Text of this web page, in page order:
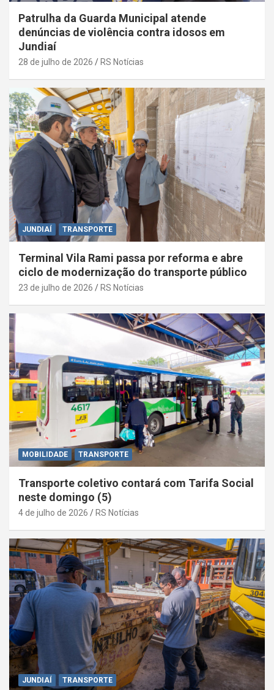
Patrulha da Guarda Municipal atende
denúncias de violência contra idosos em
Jundiaí
28 de julho de 2026 RS Notícias
JUNDIAÍ TRANSPORTE
Terminal Vila Rami passa por reforma e abre
ciclo de modernização do transporte público
23 de julho de 2026 RS Notícias
MOBILIDADE TRANSPORTE
Transporte coletivo contará com Tarifa Social
neste domingo (5)
4 de julho de 2026 RS Notícias
JUNDIAÍ TRANSPORTE